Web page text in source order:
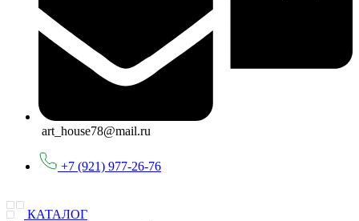
art_house78@mail.ru
+7 (921) 977-26-76
КАТАЛОГ